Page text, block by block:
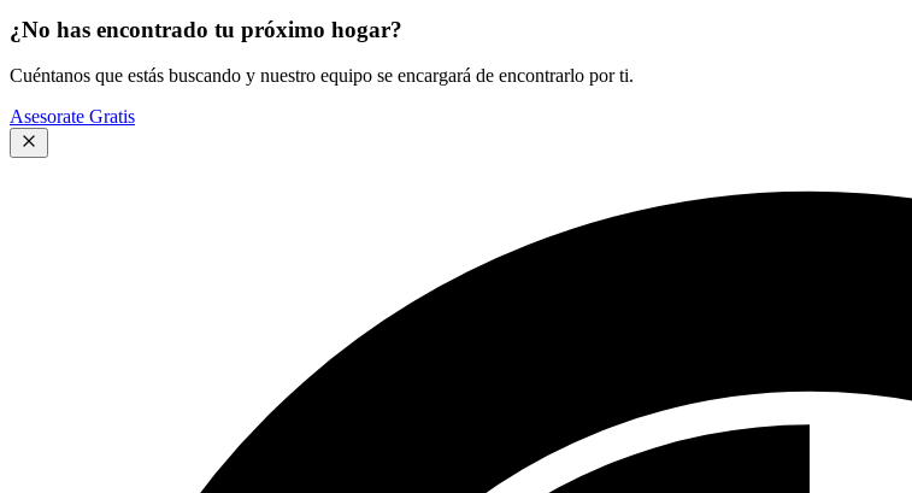
¿No has encontrado tu próximo hogar?
Cuéntanos que estás buscando y nuestro equipo se encargará de encontrarlo por ti.
Asesorate Gratis